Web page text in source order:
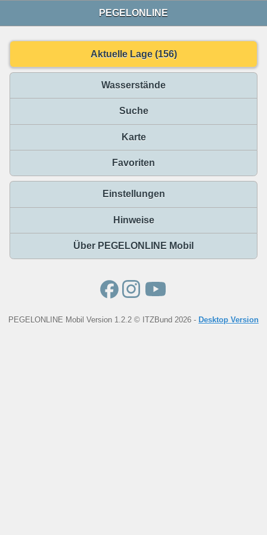
PEGELONLINE
Aktuelle Lage (156)
Wasserstände
Suche
Karte
Favoriten
Einstellungen
Hinweise
Über PEGELONLINE Mobil
PEGELONLINE Mobil Version 1.2.2 © ITZBund 2026 - Desktop Version